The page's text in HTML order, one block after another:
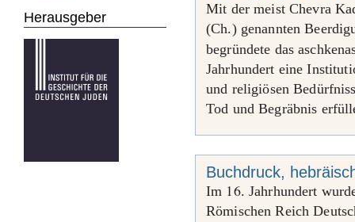
Mit der meist Chevra
(Ch.) genannten
begründete das
Jahrhundert eine
und religiösen
Tod und Begräbnis
Buchdruck,
Im 16. Jahrhundert
Römischen Reich
Herausgeber